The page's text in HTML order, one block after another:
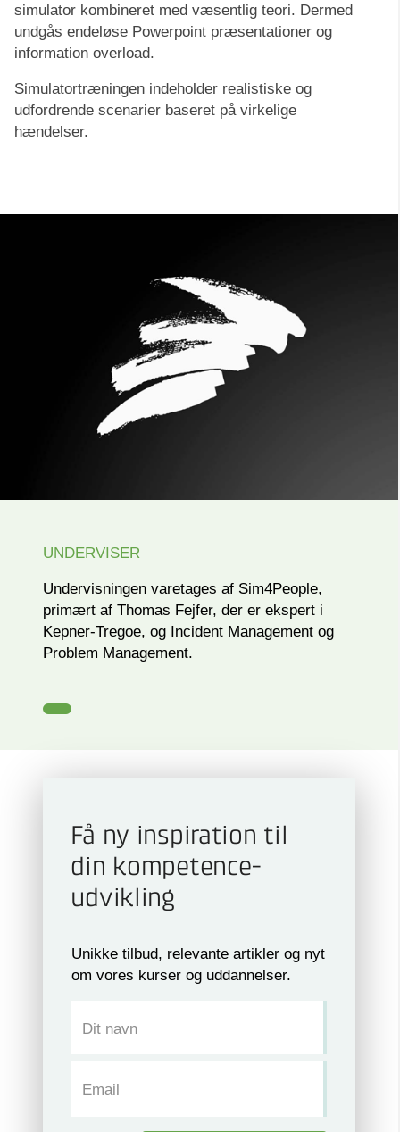
simulator kombineret med væsentlig teori. Dermed
undgås endeløse Powerpoint præsentationer og
information overload.
Simulatortræningen indeholder realistiske og
udfordrende scenarier baseret på virkelige
hændelser.
UNDERVISER
Undervisningen varetages af Sim4People,
primært af Thomas Fejfer, der er ekspert i
Kepner-Tregoe, og Incident Management og
Problem Management.
Få ny inspiration til
din kompetence­
udvikling
Unikke tilbud, relevante artikler og nyt
om vores kurser og uddannelser.
Dit navn
Email